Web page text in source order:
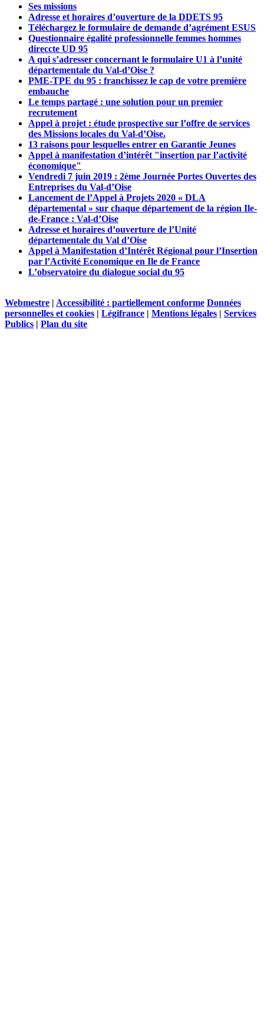
Ses missions
Adresse et horaires d’ouverture de la DDETS 95
Téléchargez le formulaire de demande d’agrément ESUS
Questionnaire égalité professionnelle femmes hommes
direccte UD 95
A qui s’adresser concernant le formulaire U1 à l’unité
départementale du Val-d’Oise ?
PME-TPE du 95 : franchissez le cap de votre première
embauche
Le temps partagé : une solution pour un premier
recrutement
Appel à projet : étude prospective sur l’offre de services
des Missions locales du Val-d’Oise.
13 raisons pour lesquelles entrer en Garantie Jeunes
Appel à manifestation d’intérêt "insertion par l’activité
économique"
Vendredi 7 juin 2019 : 2ème Journée Portes Ouvertes des
Entreprises du Val-d’Oise
Lancement de l’Appel à Projets 2020 « DLA
départemental » sur chaque département de la région Ile-
de-France : Val-d’Oise
Adresse et horaires d’ouverture de l’Unité
départementale du Val d’Oise
Appel à Manifestation d’Intérêt Régional pour l’Insertion
par l’Activité Economique en Ile de France
L’observatoire du dialogue social du 95
Webmestre | Accessibilité : partiellement conforme Données
personnelles et cookies | Légifrance | Mentions légales | Services
Publics | Plan du site